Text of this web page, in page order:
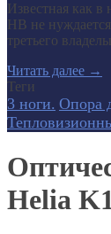
Известная как
НВ не
третьего
Читать далее →
Теги
3 ноги. Опора
Helia